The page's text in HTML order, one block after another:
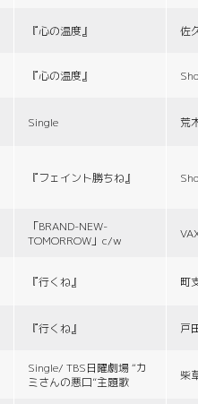
『心の温度』 佐
『心の温度』
Single 荒
『フェイント勝ちね』
「BRAND-NEW-
TOMORROW」c/w
『行くね』 町
『行くね』 戸
Single/ TBS日曜劇場 “カ
ミさんの悪口”主題歌
柴